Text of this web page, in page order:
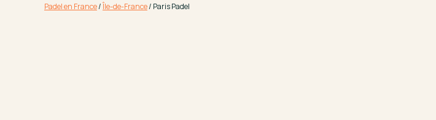
Padel en France/Île-de-France/ Paris Padel